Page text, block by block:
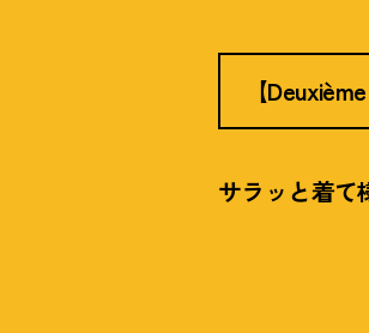
【
サラッと着て